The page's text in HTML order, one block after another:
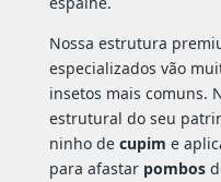
Nossa estrutura
especializados vão
insetos mais comuns.
estrutural do seu
ninho de cupim e
para afastar pombos